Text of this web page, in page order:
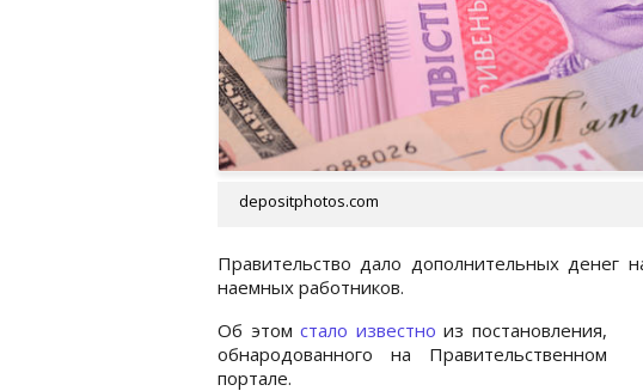
depositphotos.com
Правительство дало дополнительных денег
наемных работников.
Об этомстало известно из постановления,
обнародованного на Правительственном
портале.